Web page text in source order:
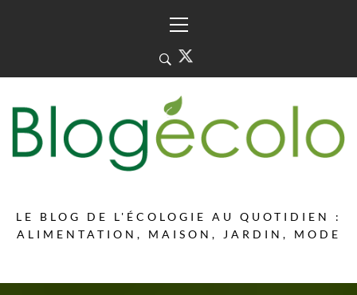
Menu
LE BLOG DE L'ÉCOLOGIE AU QUOTIDIEN :
ALIMENTATION, MAISON, JARDIN, MODE